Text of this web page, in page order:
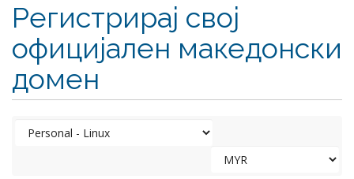
Регистрирај свој
официјален македонски
домен